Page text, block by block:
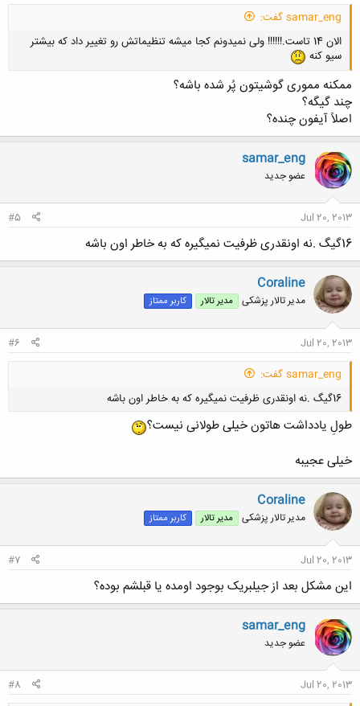
samar_eng گفت:
الان 14 تاست.!!!!!! ولی نمیدونم کجا میشه تنظیماتش رو تغییر داد که بیشتر
سیو کنه
ممکنه مموری گوشیتون پُر شده باشه؟
چند گیگه؟
اصلاً آیفون چنده؟
samar_eng
عضو جدید
Jul 20, 2013
#5
16گیگ .نه اونقدری ظرفیت نمیگیره که به خاطر اون باشه
Coraline
مدیر تالار پزشکی مدیر تالار کاربر ممتاز
Jul 20, 2013
#6
samar_eng گفت:
16گیگ .نه اونقدری ظرفیت نمیگیره که به خاطر اون باشه
طولِ یادداشت هاتون خیلی طولانی نیست؟
خیلی عجیبه
Coraline
مدیر تالار پزشکی مدیر تالار کاربر ممتاز
Jul 20, 2013
#7
این مشکل بعد از جیلبریک بوجود اومده یا قبلشم بوده؟
samar_eng
عضو جدید
Jul 20, 2013
#8